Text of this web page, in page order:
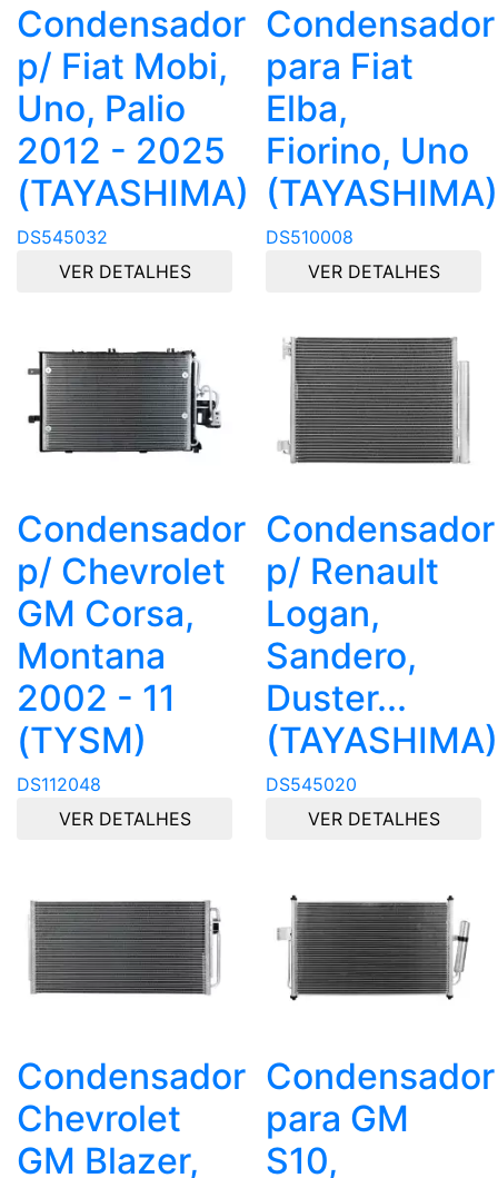
Condensador
p/ Fiat Mobi,
Uno, Palio
2012 - 2025
(TAYASHIMA)
DS545032
VER DETALHES
Condensador
para Fiat
Elba,
Fiorino, Uno
(TAYASHIMA)
DS510008
VER DETALHES
Condensador
p/ Chevrolet
GM Corsa,
Montana
2002 - 11
(TYSM)
DS112048
VER DETALHES
Condensador
p/ Renault
Logan,
Sandero,
Duster...
(TAYASHIMA)
DS545020
VER DETALHES
Condensador
Chevrolet
GM Blazer,
Condensador
para GM
S10,